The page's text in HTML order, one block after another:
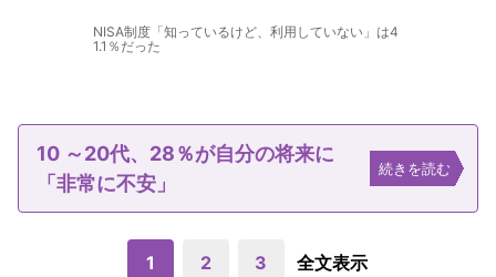
NISA制度「知っているけど、利用していない」は4
1.1％だった
10 ～20代、28％が自分の将来に
「非常に不安」
続きを読む
1 2 3 全文表示